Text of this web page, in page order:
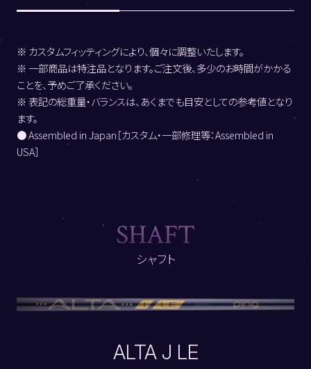
※ カスタムフィッティングにより、個々に調整いたします。
※ 一部商品は特注品となります。ご注文後、多少のお時間がかかる
ことを、予めご了承ください。
※ 表記の総重量・バランスは、あくまでも目安としての参考値となり
ます。
● Assembled in Japan［カスタム・一部修理等：Assembled in
USA］
SHAFT
シャフト
ALTA J LE